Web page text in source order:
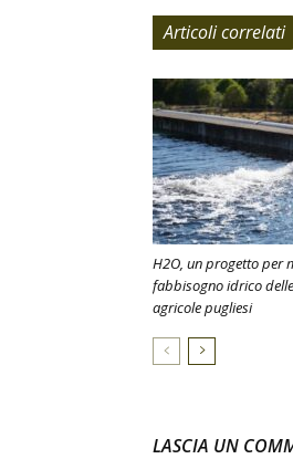
Articoli correlati
H2O, un progetto per
fabbisogno idrico
agricole pugliesi
LASCIA UN